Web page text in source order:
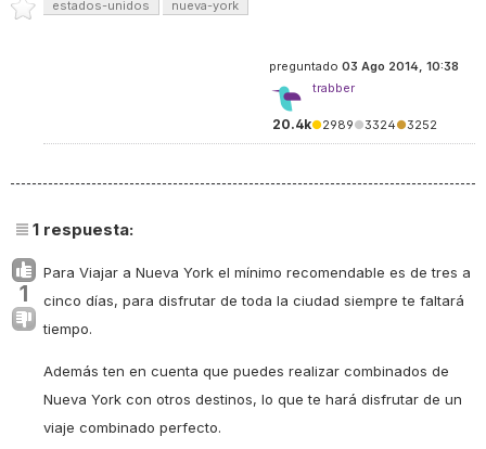
estados-unidos nueva-york
preguntado 03 Ago 2014, 10:38
trabber
20.4k●2989●3324●3252
1 respuesta:
1
Para Viajar a Nueva York el mínimo recomendable es de tres a
cinco días, para disfrutar de toda la ciudad siempre te faltará
tiempo.
Además ten en cuenta que puedes realizar combinados de
Nueva York con otros destinos, lo que te hará disfrutar de un
viaje combinado perfecto.